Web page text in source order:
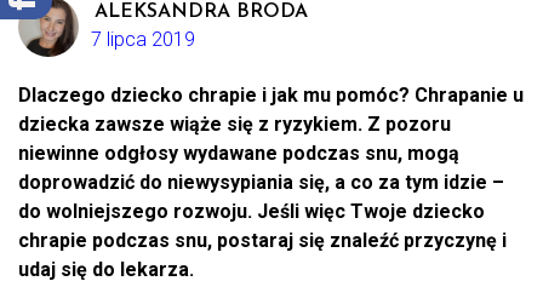
ALEKSANDRA BRODA
7 lipca 2019
Dlaczego dziecko chrapie i jak mu pomóc? Chrapanie u
dziecka zawsze wiąże się z ryzykiem. Z pozoru
niewinne odgłosy wydawane podczas snu, mogą
doprowadzić do niewysypiania się, a co za tym idzie –
do wolniejszego rozwoju. Jeśli więc Twoje dziecko
chrapie podczas snu, postaraj się znaleźć przyczynę i
udaj się do lekarza.